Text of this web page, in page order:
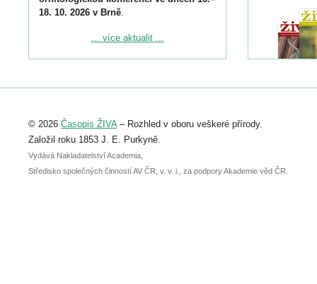
18. 10. 2026 v Brně.
Podrobnější informace ke konferenci
Registrovat se můžete do 6. září.
abstraktu přihlášené přednášky nebo
posteru je už 30. června.
... více aktualit ...
© 2026 Časopis ŽIVA– Rozhled v oboru veškeré přírody.
Založil roku 1853 J. E. Purkyně.
Vydává Nakladatelství Academia,
Středisko společných činností AV ČR, v. v. i., za podpory Akademie věd ČR.